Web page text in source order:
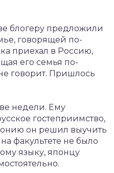
блогеру предложили
говорящей по-
приехал в Россию,
его семья по-
говорит. Пришлось
недели. Ему
гостеприимство,
он решил выучить
факультете не было
языку, японцу